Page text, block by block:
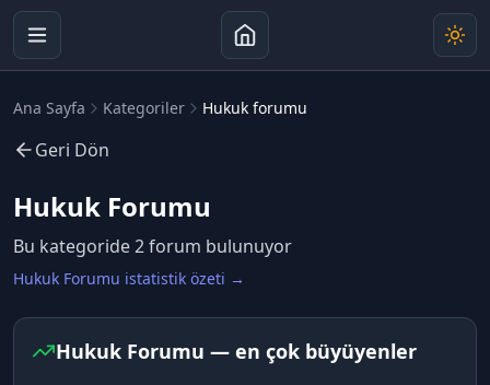
Ana Sayfa Kategoriler Hukuk forumu
Geri Dön
Hukuk Forumu
Bu kategoride2forum bulunuyor
Hukuk Forumu istatistik özeti →
Hukuk Forumu — en çok büyüyenler